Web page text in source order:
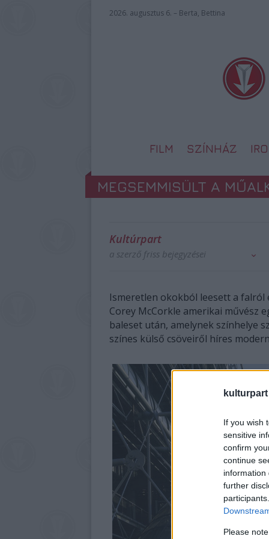
kulturpart
If you wish
sensitive
confirm
continue
information
further
Please
2026. augusztus 6. – Berta, Bettina
FILM SZÍNHÁZ
MEGSEMMISÜLT A
Kultúrpart
a szerző friss bejegyzései
Ismeretlen okokból leesett a
Corey McCorkle amerikai művész
baleset után, amelynek színhelye
színes külső csöveiről híres